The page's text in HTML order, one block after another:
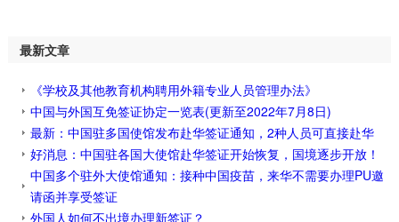
最新文章
《学校及其他教育机构聘用外籍专业人员管理办法》
中国与外国互免签证协定一览表(更新至2022年7月8日)
最新：中国驻多国使馆发布赴华签证通知，2种人员可直接赴华
好消息：中国驻各国大使馆赴华签证开始恢复，国境逐步开放！
中国多个驻外大使馆通知：接种中国疫苗，来华不需要办理PU邀
请函并享受签证
外国人如何不出境办理新签证？